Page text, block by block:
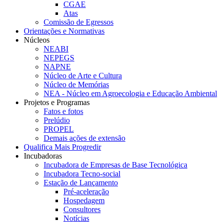
CGAE
Atas
Comissão de Egressos
Orientações e Normativas
Núcleos
NEABI
NEPEGS
NAPNE
Núcleo de Arte e Cultura
Núcleo de Memórias
NEA - Núcleo em Agroecologia e Educação Ambiental
Projetos e Programas
Fatos e fotos
Prelúdio
PROPEL
Demais ações de extensão
Qualifica Mais Progredir
Incubadoras
Incubadora de Empresas de Base Tecnológica
Incubadora Tecno-social
Estação de Lançamento
Pré-aceleração
Hospedagem
Consultores
Notícias